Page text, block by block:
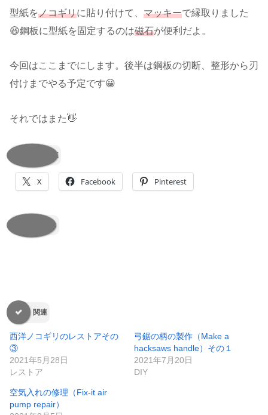
型紙をノコギリに貼り付けて、 マッキーで縁取りました
😆鋼板に型紙を固定するのは磁石が便利だよ。
今回はここまでにします。後半は鋼板の切断、整形から刃
付けまでやる予定です😀
それではまた👋
SHARE
X Facebook Pinterest
いいね:
関連
西洋ノコギリのレストアその
③
2021年5月28日
レストア
弓鋸の柄の製作（Make a
hacksaws handle）その１
2021年7月20日
DIY
空気入れの修理（Fix-it air
pump repair）